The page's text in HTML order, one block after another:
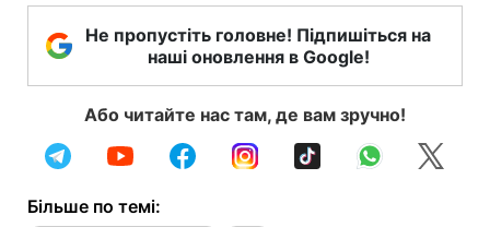
Не пропустіть головне! Підпишіться на
наші оновлення в Google!
Або читайте нас там, де вам зручно!
Більше по темі: